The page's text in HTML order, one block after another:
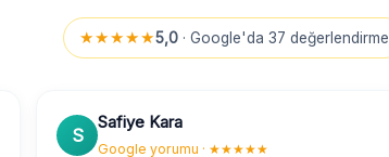
★★★★★5,0 · Google'da 37 değerlendirme
S
Safiye Kara
Google yorumu · ★★★★★